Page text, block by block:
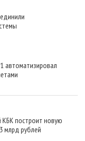
автоматизировал
построит новую
млрд рублей